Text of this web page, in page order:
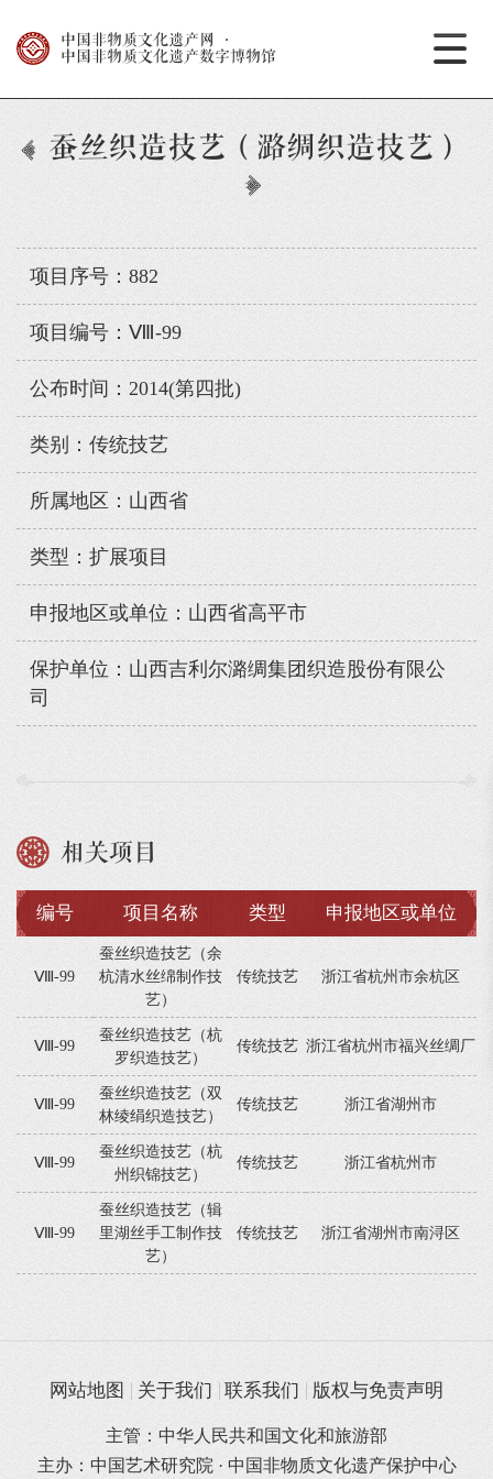
中国非物质文化遗产网
·
中国非物质文化遗产数字博物馆
蚕丝织造技艺（潞绸织造技艺）
项目序号：882
项目编号：Ⅷ-99
公布时间：2014(第四批)
类别：传统技艺
所属地区：山西省
类型：扩展项目
申报地区或单位：山西省高平市
保护单位：山西吉利尔潞绸集团织造股份有限公
司
相关项目
编号 项目名称 类型 申报地区或单位
Ⅷ-99
蚕丝织造技艺（余
杭清水丝绵制作技
艺）
传统技艺 浙江省杭州市余杭区
Ⅷ-99
蚕丝织造技艺（杭
罗织造技艺）
传统技艺 浙江省杭州市福兴丝绸厂
Ⅷ-99
蚕丝织造技艺（双
林绫绢织造技艺）
传统技艺 浙江省湖州市
Ⅷ-99
蚕丝织造技艺（杭
州织锦技艺）
传统技艺 浙江省杭州市
Ⅷ-99
蚕丝织造技艺（辑
里湖丝手工制作技
艺）
传统技艺 浙江省湖州市南浔区
网站地图 关于我们 联系我们 版权与免责声明
主管：中华人民共和国文化和旅游部
主办：中国艺术研究院 · 中国非物质文化遗产保护中心